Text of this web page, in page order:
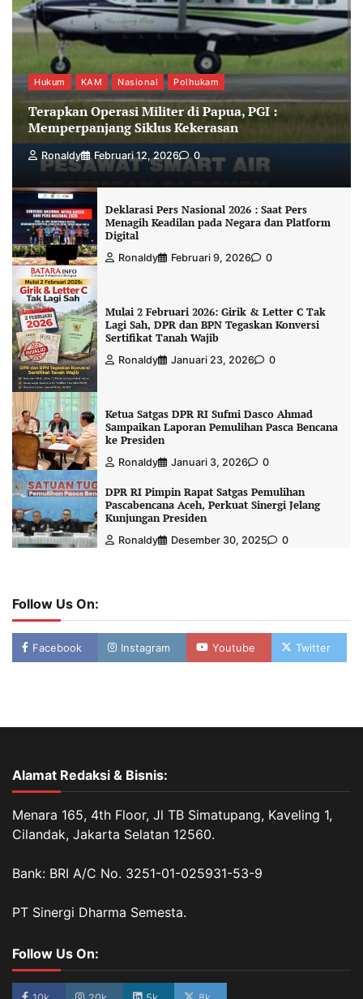
Hukum KAM Nasional Polhukam
Terapkan Operasi Militer di Papua, PGI :
Memperpanjang Siklus Kekerasan
Ronaldy Februari 12, 2026 0
Deklarasi Pers Nasional 2026 : Saat Pers
Menagih Keadilan pada Negara dan Platform
Digital
Ronaldy Februari 9, 2026 0
Mulai 2 Februari 2026: Girik & Letter C Tak
Lagi Sah, DPR dan BPN Tegaskan Konversi
Sertifikat Tanah Wajib
Ronaldy Januari 23, 2026 0
Ketua Satgas DPR RI Sufmi Dasco Ahmad
Sampaikan Laporan Pemulihan Pasca Bencana
ke Presiden
Ronaldy Januari 3, 2026 0
DPR RI Pimpin Rapat Satgas Pemulihan
Pascabencana Aceh, Perkuat Sinergi Jelang
Kunjungan Presiden
Ronaldy Desember 30, 2025 0
Follow Us On:
Facebook Instagram Youtube Twitter
Alamat Redaksi & Bisnis:
Menara 165, 4th Floor, Jl TB Simatupang, Kaveling 1,
Cilandak, Jakarta Selatan 12560.
Bank: BRI A/C No. 3251-01-025931-53-9
PT Sinergi Dharma Semesta.
Follow Us On: